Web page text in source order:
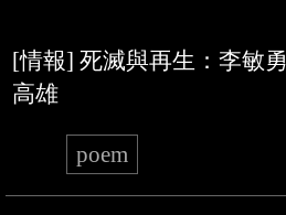
[情報] 死滅與再生：李敏
高雄
poem